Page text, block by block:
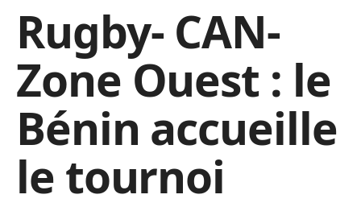
Rugby- CAN-
Zone Ouest : le
Bénin accueille
le tournoi